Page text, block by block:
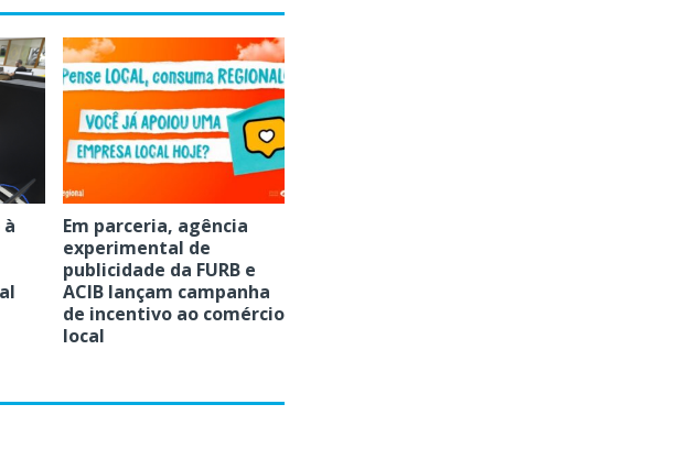
Em parceria, agência
experimental de
publicidade da FURB e
ACIB lançam campanha
de incentivo ao comércio
local